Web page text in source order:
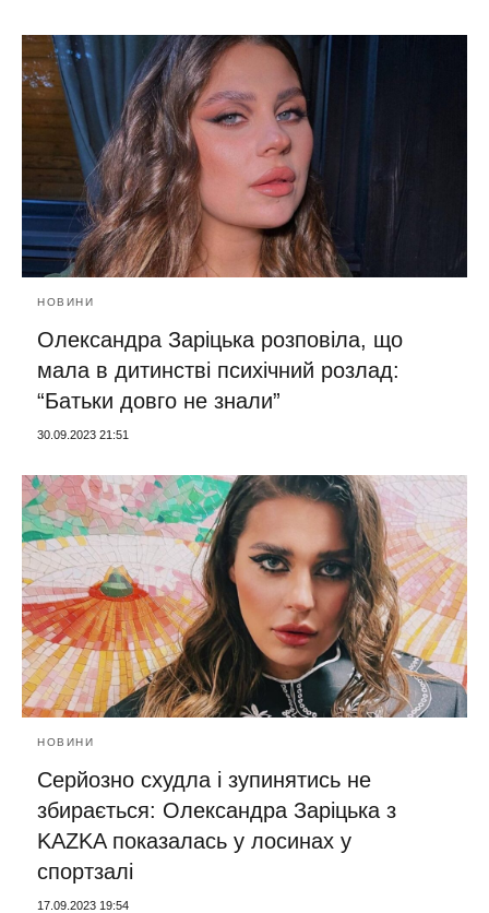
НОВИНИ
Олександра Заріцька розповіла, що
мала в дитинстві психічний розлад:
“Батьки довго не знали”
30.09.2023 21:51
НОВИНИ
Серйозно схудла і зупинятись не
збирається: Олександра Заріцька з
KAZKA показалась у лосинах у
спортзалі
17.09.2023 19:54